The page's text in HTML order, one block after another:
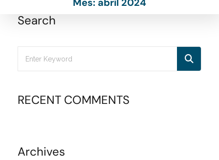
Mes: abril 2024
Search
RECENT COMMENTS
Archives